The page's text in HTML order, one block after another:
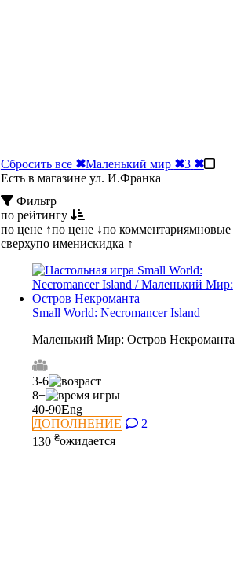
Сбросить все ✖Маленький мир ✖3 ✖
Есть в магазине ул. И.Франка
Фильтр
по рейтингу
по цене ↑по цене ↓по комментариямновые
сверхупо именискидка ↑
Small World: Necromancer Island
Маленький Мир: Остров Некроманта
3-6
8+
40-90Eng
ДОПОЛНЕНИЕ
2
130 ₴ожидается